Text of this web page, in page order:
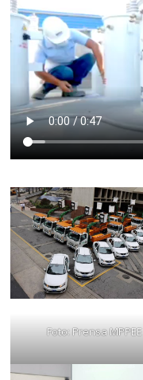
Foto: Prensa MPPEE